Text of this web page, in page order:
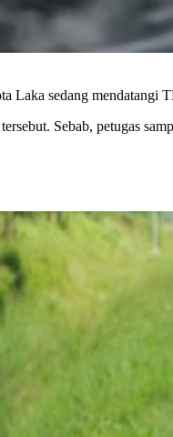
sedang mendatangi
tersebut. Sebab, petugas